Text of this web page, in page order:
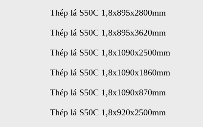
Thép lá S50C 1,8x895x2800mm
Thép lá S50C 1,8x895x3620mm
Thép lá S50C 1,8x1090x2500mm
Thép lá S50C 1,8x1090x1860mm
Thép lá S50C 1,8x1090x870mm
Thép lá S50C 1,8x920x2500mm